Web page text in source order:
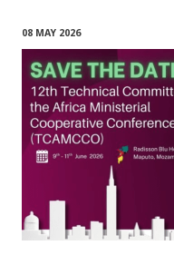
08 MAY 2026